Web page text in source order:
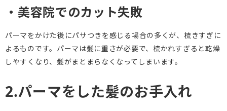
・美容院でのカット失敗
パーマをかけた後にパサつきを感じる場合の多くが、梳きすぎに
よるものです。パーマは髪に重さが必要で、梳かれすぎると乾燥
しやすくなり、髪がまとまらなくなってしまいます。
2.パーマをした髪のお手入れ